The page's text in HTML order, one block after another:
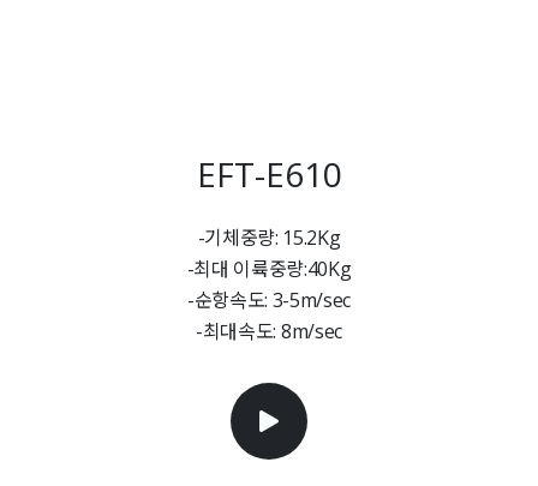
EFT-E610
-기체중량: 15.2Kg
-최대 이륙중량:40Kg
-순항속도: 3-5m/sec
-최대속도: 8m/sec